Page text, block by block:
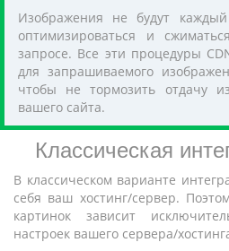
Изображения не будут каждый
оптимизироваться и
запросе. Все эти процедуры
для запрашиваемого
чтобы не тормозить отдачу
вашего сайта.
Классическая
В классическом варианте
себя ваш хостинг/сервер.
картинок зависит
настроек вашего сервера/